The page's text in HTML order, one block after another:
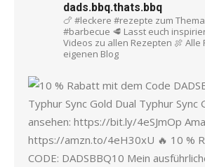
dads.bbq.thats.bbq
🍗 #leckere #rezepte zum
#barbecue 🥩 Lasst euch
Videos zu allen Rezepten 🍖 Alle
eigenen Blog